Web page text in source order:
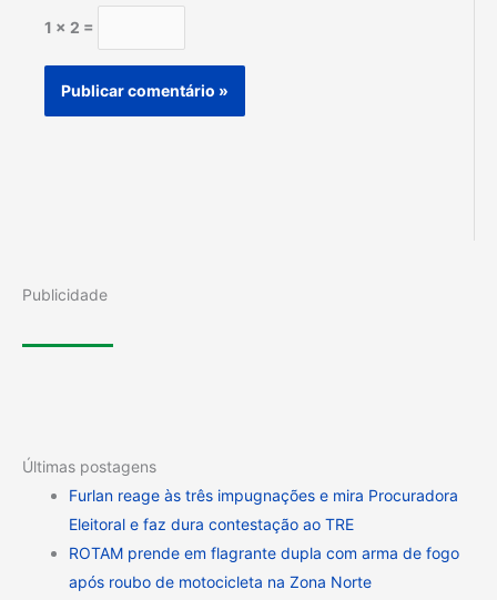
1 × 2 =
Publicidade
Últimas postagens
Furlan reage às três impugnações e mira Procuradora
Eleitoral e faz dura contestação ao TRE
ROTAM prende em flagrante dupla com arma de fogo
após roubo de motocicleta na Zona Norte